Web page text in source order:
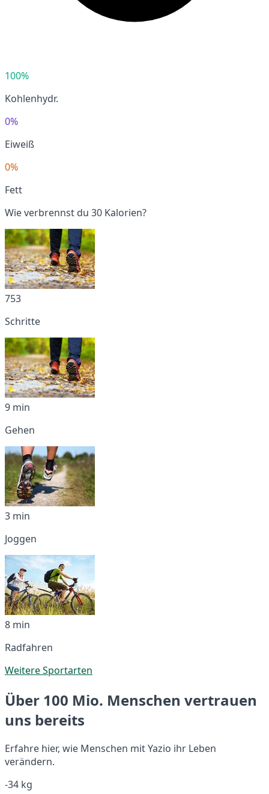
100%
Kohlenhydr.
0%
Eiweiß
0%
Fett
Wie verbrennst du 30 Kalorien?
753
Schritte
9 min
Gehen
3 min
Joggen
8 min
Radfahren
Weitere Sportarten
Über 100 Mio. Menschen vertrauen
uns bereits
Erfahre hier, wie Menschen mit Yazio ihr Leben
verändern.
-34 kg